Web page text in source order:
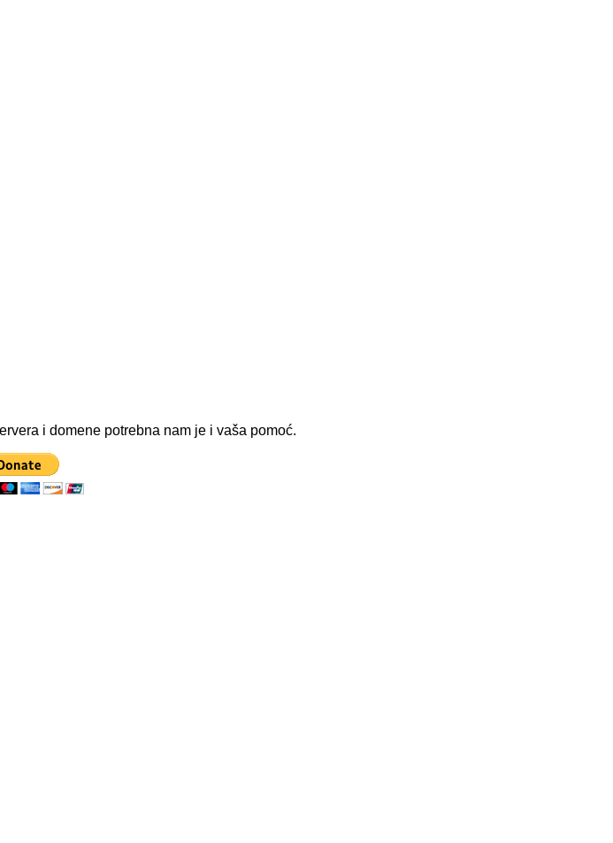
i domene potrebna nam je i vaša pomoć.